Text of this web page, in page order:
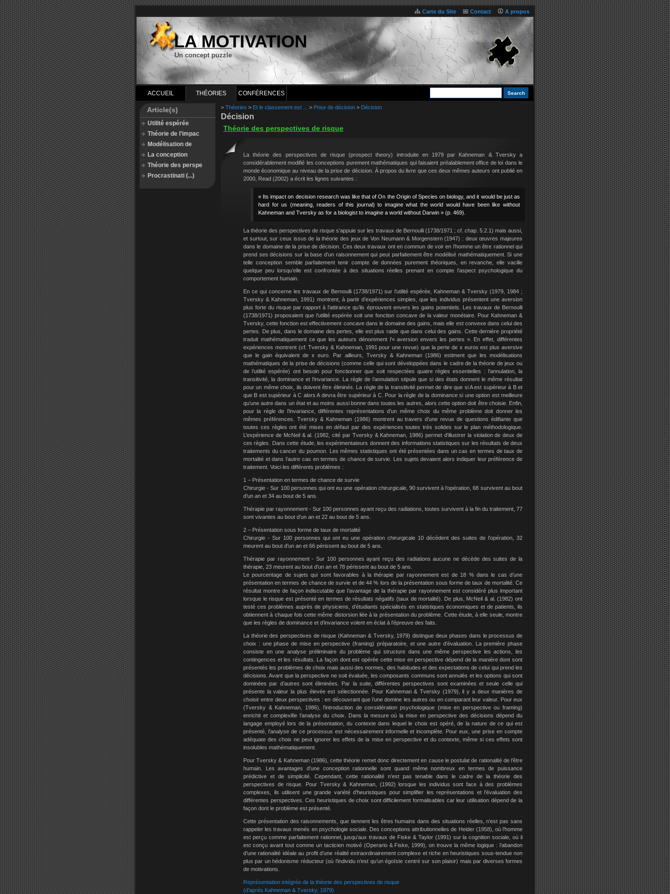
Carte du Site Contact A propos
LA MOTIVATION
Un concept puzzle
ACCUEIL THÉORIES CONFÉRENCES
Article(s)
Utilité espérée
Théorie de l’impac
Modélisation de
La conception
Théorie des perspe
Procrastinati (...)
> Théories > Et le classement est ... > Prise de décision > Décision
Décision
Théorie des perspectives de risque
La théorie des perspectives de risque (prospect theory) introduite en 1979 par Kahneman & Tversky a
considérablement modifié les conceptions purement mathématiques qui faisaient préalablement office de loi dans le
monde économique au niveau de la prise de décision. À propos du livre que ces deux mêmes auteurs ont publié en
2000, Read (2002) a écrit les lignes suivantes :
« Its impact on decision research was like that of On the Origin of Species on biology, and it would be just as
hard for us (meaning, readers of this journal) to imagine what the world would have been like without
Kahneman and Tversky as for a biologist to imagine a world without Darwin » (p. 469).
La théorie des perspectives de risque s’appuie sur les travaux de Bernoulli (1738/1971 ; cf. chap. 5.2.1) mais aussi,
et surtout, sur ceux issus de la théorie des jeux de Von Neumann & Morgenstern (1947) : deux œuvres majeures
dans le domaine de la prise de décision. Ces deux travaux ont en commun de voir en l’homme un être rationnel qui
prend ses décisions sur la base d’un raisonnement qui peut parfaitement être modélisé mathématiquement. Si une
telle conception semble parfaitement tenir compte de données purement théoriques, en revanche, elle vacille
quelque peu lorsqu’elle est confrontée à des situations réelles prenant en compte l’aspect psychologique du
comportement humain.
En ce qui concerne les travaux de Bernoulli (1738/1971) sur l’utilité espérée, Kahneman & Tversky (1979, 1984 ;
Tversky & Kahneman, 1991) montrent, à partir d’expériences simples, que les individus présentent une aversion
plus forte du risque par rapport à l’attirance qu’ils éprouvent envers les gains potentiels. Les travaux de Bernoulli
(1738/1971) proposaient que l’utilité espérée soit une fonction concave de la valeur monétaire. Pour Kahneman &
Tversky, cette fonction est effectivement concave dans le domaine des gains, mais elle est convexe dans celui des
pertes. De plus, dans le domaine des pertes, elle est plus raide que dans celui des gains. Cette dernière propriété
traduit mathématiquement ce que les auteurs dénomment l’« aversion envers les pertes ». En effet, différentes
expériences montrent (cf. Tversky & Kahneman, 1991 pour une revue) que la perte de x euros est plus aversive
que le gain équivalent de x euro. Par ailleurs, Tversky & Kahneman (1986) estiment que les modélisations
mathématiques de la prise de décisions (comme celle qui sont développées dans le cadre de la théorie de jeux ou
de l’utilité espérée) ont besoin pour fonctionner que soit respectées quatre règles essentielles : l’annulation, la
transitivité, la dominance et l’invariance. La règle de l’annulation stipule que si des états donnent le même résultat
pour un même choix, ils doivent être éliminés. La règle de la transitivité permet de dire que si A est supérieur à B et
que B est supérieur à C alors A devra être supérieur à C. Pour la règle de la dominance si une option est meilleure
qu’une autre dans un état et au moins aussi bonne dans toutes les autres, alors cette option doit être choisie. Enfin,
pour la règle de l’invariance, différentes représentations d’un même choix du même problème doit donner les
mêmes préférences. Tversky & Kahneman (1986) montrent au travers d’une revue de questions édifiante que
toutes ces règles ont été mises en défaut par des expériences toutes très solides sur le plan méthodologique.
L’expérience de McNeil & al. (1982, cité par Tversky & Kahneman, 1986) permet d’illustrer la violation de deux de
ces règles. Dans cette étude, les expérimentateurs donnent des informations statistiques sur les résultats de deux
traitements du cancer du poumon. Les mêmes statistiques ont été présentées dans un cas en termes de taux de
mortalité et dans l’autre cas en termes de chance de survie. Les sujets devaient alors indiquer leur préférence de
traitement. Voici les différents problèmes :
1 – Présentation en termes de chance de survie
Chirurgie - Sur 100 personnes qui ont eu une opération chirurgicale, 90 survivent à l’opération, 68 survivent au bout
d’un an et 34 au bout de 5 ans.
Thérapie par rayonnement - Sur 100 personnes ayant reçu des radiations, toutes survivent à la fin du traitement, 77
sont vivantes au bout d’un an et 22 au bout de 5 ans.
2 – Présentation sous forme de taux de mortalité
Chirurgie - Sur 100 personnes qui ont eu une opération chirurgicale 10 décèdent des suites de l’opération, 32
meurent au bout d’un an et 66 périssent au bout de 5 ans.
Thérapie par rayonnement - Sur 100 personnes ayant reçu des radiations aucune ne décède des suites de la
thérapie, 23 meurent au bout d’un an et 78 périssent au bout de 5 ans.
Le pourcentage de sujets qui sont favorables à la thérapie par rayonnement est de 18 % dans le cas d’une
présentation en termes de chance de survie et de 44 % lors de la présentation sous forme de taux de mortalité. Ce
résultat montre de façon indiscutable que l’avantage de la thérapie par rayonnement est considéré plus important
lorsque le risque est présenté en termes de résultats négatifs (taux de mortalité). De plus, McNeil & al. (1982) ont
testé ces problèmes auprès de physiciens, d’étudiants spécialisés en statistiques économiques et de patients, ils
obtiennent à chaque fois cette même distorsion liée à la présentation du problème. Cette étude, à elle seule, montre
que les règles de dominance et d’invariance volent en éclat à l’épreuve des faits.
La théorie des perspectives de risque (Kahneman & Tversky, 1979) distingue deux phases dans le processus de
choix : une phase de mise en perspective (framing) préparatoire, et une autre d’évaluation. La première phase
consiste en une analyse préliminaire du problème qui structure dans une même perspective les actions, les
contingences et les résultats. La façon dont est opérée cette mise en perspective dépend de la manière dont sont
présentés les problèmes de choix mais aussi des normes, des habitudes et des expectations de celui qui prend les
décisions. Avant que la perspective ne soit évaluée, les composants communs sont annulés et les options qui sont
dominées par d’autres sont éliminées. Par la suite, différentes perspectives sont examinées et seule celle qui
présente la valeur la plus élevée est sélectionnée. Pour Kahneman & Tversky (1979), il y a deux manières de
choisir entre deux perspectives : en découvrant que l’une domine les autres ou en comparant leur valeur. Pour eux
(Tversky & Kahneman, 1986), l’introduction de considération psychologique (mise en perspective ou framing)
enrichit et complexifie l’analyse du choix. Dans la mesure où la mise en perspective des décisions dépend du
langage employé lors de la présentation, du contexte dans lequel le choix est opéré, de la nature de ce qui est
présenté, l’analyse de ce processus est nécessairement informelle et incomplète. Pour eux, une prise en compte
adéquate des choix ne peut ignorer les effets de la mise en perspective et du contexte, même si ces effets sont
insolubles mathématiquement.
Pour Tversky & Kahneman (1986), cette théorie remet donc directement en cause le postulat de rationalité de l’être
humain. Les avantages d’une conception rationnelle sont quand même nombreux en termes de puissance
prédictive et de simplicité. Cependant, cette rationalité n’est pas tenable dans le cadre de la théorie des
perspectives de risque. Pour Tversky & Kahneman, (1992) lorsque les individus sont face à des problèmes
complexes, ils utilisent une grande variété d’heuristiques pour simplifier les représentations et l’évaluation des
différentes perspectives. Ces heuristiques de choix sont difficilement formalisables car leur utilisation dépend de la
façon dont le problème est présenté.
Cette présentation des raisonnements, que tiennent les êtres humains dans des situations réelles, n’est pas sans
rappeler les travaux menés en psychologie sociale. Des conceptions attributionnelles de Heider (1958), où l’homme
est perçu comme parfaitement rationnel, jusqu’aux travaux de Fiske & Taylor (1991) sur la cognition sociale, où il
est conçu avant tout comme un tacticien motivé (Operario & Fiske, 1999), on trouve la même logique : l’abandon
d’une rationalité idéale au profit d’une réalité extraordinairement complexe et riche en heuristiques sous-tendue non
plus par un hédonisme réducteur (où l’individu n’est qu’un égoïste centré sur son plaisir) mais par diverses formes
de motivations.
Représentation intégrée de la théorie des perspectives de risque
(d’après Kahneman & Tversky, 1979)